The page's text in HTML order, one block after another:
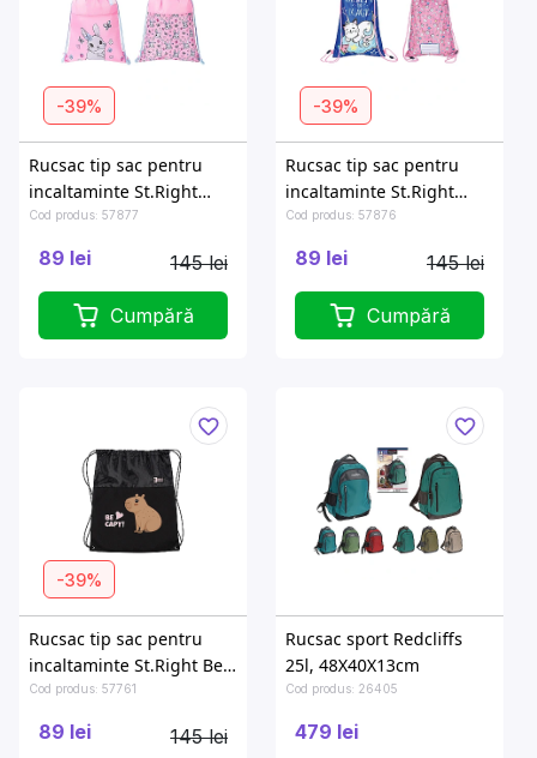
-39%
Rucsac tip sac pentru
incaltaminte St.Right
Cute Rabbit 34X43 cm
Cod produs: 57877
89 lei 145 lei
Cumpără
-39%
Rucsac tip sac pentru
incaltaminte St.Right
Caticorn 34X43 cm
Cod produs: 57876
89 lei 145 lei
Cumpără
-39%
Rucsac tip sac pentru
incaltaminte St.Right Be
Capy 34X43 cm
Cod produs: 57761
89 lei 145 lei
Rucsac sport Redcliffs
25l, 48X40X13cm
Cod produs: 26405
479 lei